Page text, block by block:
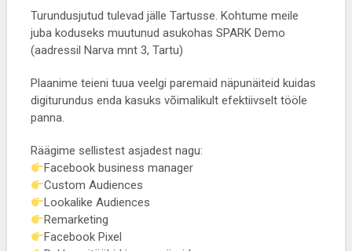
Turundusjutud tulevad jälle Tartusse. Kohtume meile
juba koduseks muutunud asukohas SPARK Demo
(aadressil Narva mnt 3, Tartu)
Plaanime teieni tuua veelgi paremaid näpunäiteid kuidas
digiturundus enda kasuks võimalikult efektiivselt tööle
panna.
Räägime sellistest asjadest nagu:
Facebook business manager
Custom Audiences
Lookalike Audiences
Remarketing
Facebook Pixel